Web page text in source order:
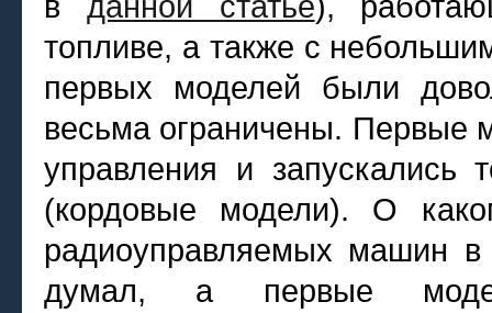
топливе, а также с
первых моделей были
весьма ограничены. Первые
управления и запускались
(кордовые модели). О
радиоуправляемых машин
думал, а первые